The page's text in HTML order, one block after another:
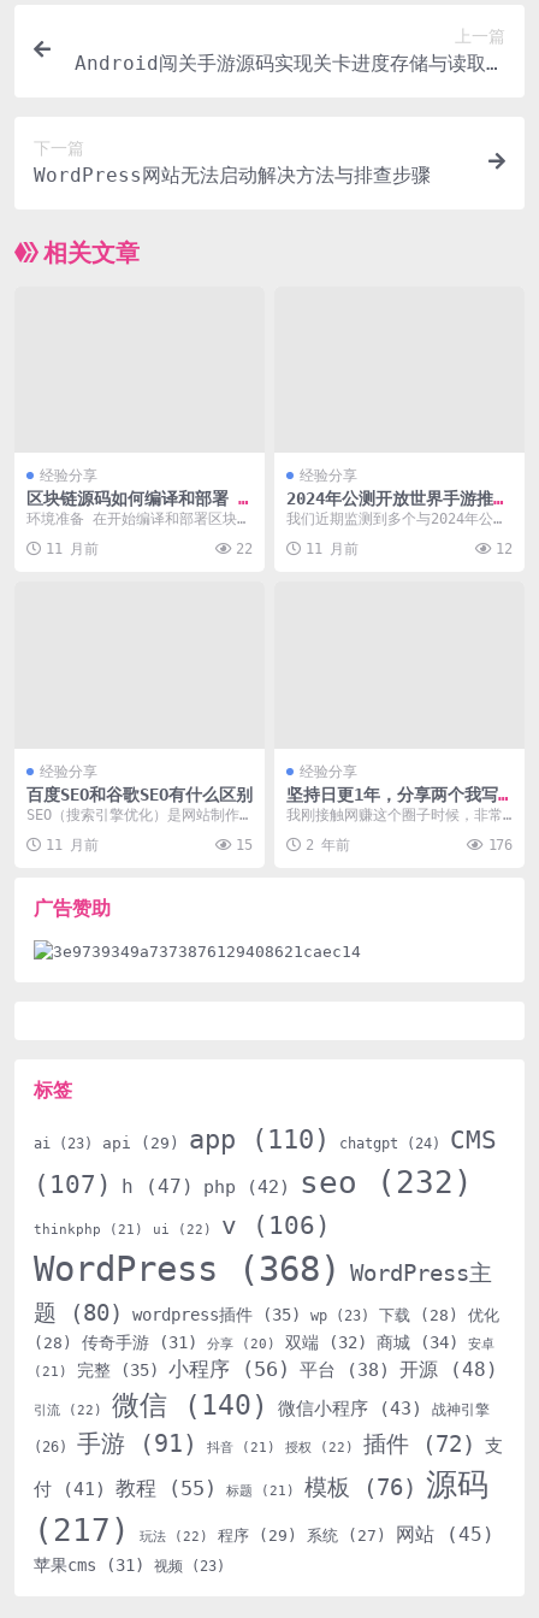
上一篇
Android闯关手游源码实现关卡进度存储与读取的
下一篇
WordPress网站无法启动解决方法与排查步骤
相关文章
经验分享
区块链源码如何编译和部署 2
024最新教程
环境准备 在开始编译和部署区块链
要求。以下是基于U...
11 月前 22
经验分享
2024年公测开放世界手游推荐
新游期待品类细分
我们近期监测到多个与2024年公测
y，包括“2...
11 月前 12
经验分享
百度SEO和谷歌SEO有什么区别
SEO（搜索引擎优化）是网站制作
搜索引擎有不同的优...
11 月前 15
经验分享
坚持日更1年，分享两个我写
文章的模型
我刚接触网赚这个圈子时候，非常
但自己就是不知道能干...
2 年前 176
广告赞助
标签
ai (23) api (29) app (110) chatgpt (24)
CMS
(107)
h (47) php (42) seo (232)
thinkphp (21) ui (22) v (106)
WordPress (368) WordPress主
题 (80) wordpress插件 (35) wp (23) 下载 (28)
优化
(28)
传奇手游 (31) 分享 (20) 双端 (32) 商城 (34)
安卓
(21)
完整 (35) 小程序 (56) 平台 (38) 开源 (48)
引流 (22) 微信 (140) 微信小程序 (43) 战神引擎
(26) 手游 (91) 抖音 (21) 授权 (22) 插件 (72)
支
付 (41) 教程 (55) 标题 (21) 模板 (76) 源码
(217)
玩法 (22) 程序 (29) 系统 (27) 网站 (45)
苹果cms (31) 视频 (23)